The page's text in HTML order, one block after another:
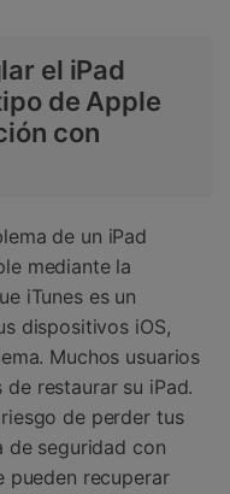
el iPad
de Apple
con
de un iPad
mediante la
iTunes es un
dispositivos iOS,
Muchos usuarios
restaurar su iPad.
de perder tus
de seguridad con
pueden recuperar